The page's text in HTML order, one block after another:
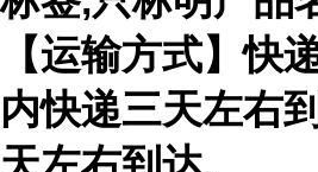
【运输方式】快
内快递三天左右